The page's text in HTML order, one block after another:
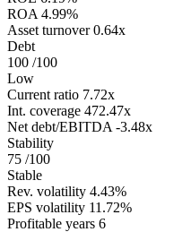
ROA 4.99%
Asset turnover 0.64x
Debt
100 /100
Low
Current ratio 7.72x
Int. coverage 472.47x
Net debt/EBITDA -3.48x
Stability
75 /100
Stable
Rev. volatility 4.43%
EPS volatility 11.72%
Profitable years 6